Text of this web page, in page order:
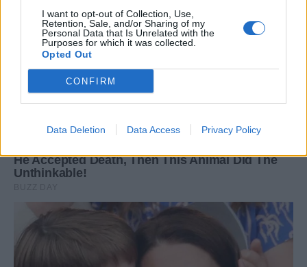
I want to opt-out of Collection, Use,
Retention, Sale, and/or Sharing of my
Personal Data that Is Unrelated with the
Purposes for which it was collected.
Opted Out
CONFIRM
Data Deletion Data Access Privacy Policy